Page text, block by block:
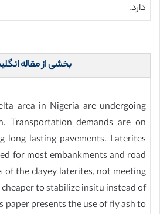
دارد.
بخشی از مقاله
area in Nigeria are undergoing
Transportation demands are on
long lasting pavements. Laterites
for most embankments and road
of the clayey laterites, not meeting
to stabilize insitu instead of
presents the use of fly ash to